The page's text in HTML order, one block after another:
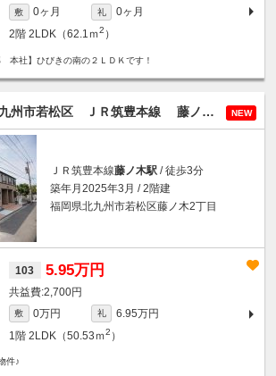
敷 0ヶ月 礼
0ヶ月
2階 2LDK（62.1ｍ2 ）
本社】ひびきの南の２ＬＤＫです！
州市若松区 ＪＲ筑豊本線 藤ノ木駅 徒
NEW
ＪＲ筑豊本線藤ノ木駅 / 徒歩3分
築年月2025年3月 / 2階建
福岡県北九州市若松区藤ノ木2丁目
103 5.95万円
2,700円
敷 0万円 礼
6.95万円
1階 2LDK（50.53ｍ2 ）
件♪